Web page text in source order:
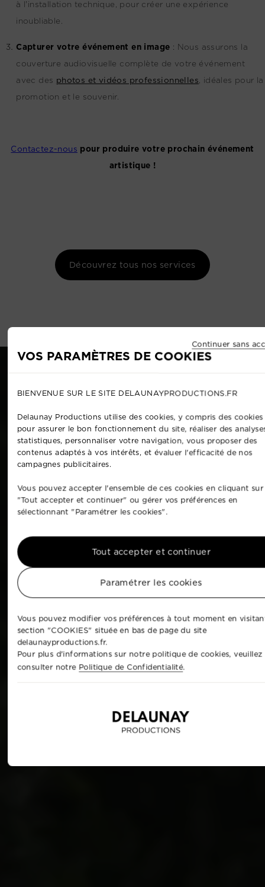
à l'installation technique, pour créer une expérience
inoubliable.
Capturer votre événement en image : Nous assurons la
couverture audiovisuelle complète de votre événement
avec des photos et vidéos professionnelles, idéales pour la
promotion et le souvenir.
Contactez-nous pour produire votre prochain événement
artistique !
Découvrez tous nos services
VOS PARAMÈTRES DE COOKIES
Continuer sans
BIENVENUE SUR LE SITE DELAUNAYPRODUCTIONS.FR
Delaunay Productions utilise des cookies, y compris des
pour assurer le bon fonctionnement du site, réaliser des
statistiques, personnaliser votre navigation, vous proposer des
contenus adaptés à vos intérêts, et évaluer l'efficacité de nos
campagnes publicitaires.
Vous pouvez accepter l'ensemble de ces cookies en cliquant sur
"Tout accepter et continuer" ou gérer vos préférences en
sélectionnant "Paramétrer les cookies".
Paramétrer les cookies
Tout accepter et continuer
Vous pouvez modifier vos préférences à tout moment en
section "COOKIES" située en bas de page du site
delaunayproductions.fr.
Pour plus d'informations sur notre politique de cookies, veuillez
consulter notre Politique de Confidentialité.